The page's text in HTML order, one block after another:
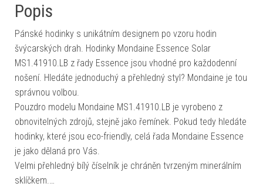
Popis
Pánské hodinky s unikátním designem po vzoru hodin
švýcarských drah. Hodinky Mondaine Essence Solar
MS1.41910.LB z řady Essence jsou vhodné pro každodenní
nošení. Hledáte jednoduchý a přehledný styl? Mondaine je tou
správnou volbou.
Pouzdro modelu Mondaine MS1.41910.LB je vyrobeno z
obnovitelných zdrojů, stejně jako řemínek. Pokud tedy hledáte
hodinky, které jsou eco-friendly, celá řada Mondaine Essence
je jako dělaná pro Vás.
Velmi přehledný bílý číselník je chráněn tvrzeným minerálním
sklíčkem.…